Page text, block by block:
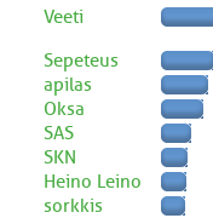
Veeti
Sepeteus
apilas
Oksa
SAS
SKN
Heino Leino
sorkkis